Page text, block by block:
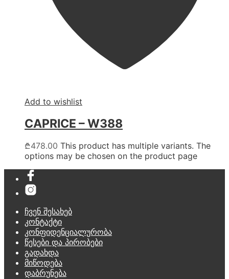
Add to wishlist
CAPRICE – W388
₾478.00 This product has multiple variants. The
options may be chosen on the product page
ჩვენ შესახებ
კონტაქტი
კონფიდენციალურობა
წესები და პირობები
გადახდა
მიწოდება
დაბრუნება